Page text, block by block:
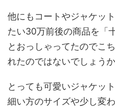
他にもコートやジャケッ
たい30万前後の商品を「
とおっしゃってたのでこ
れたのではないでしょうか
とっても可愛いジャケッ
細い方のサイズや少し変